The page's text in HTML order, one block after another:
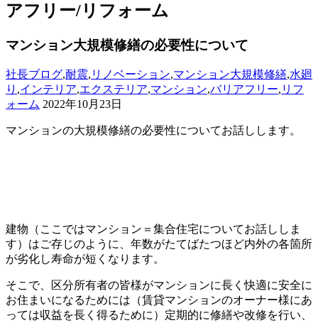
アフリー/リフォーム
マンション大規模修繕の必要性について
社長ブログ,耐震, リノベーション,マンション大規模修繕,水廻
り ,インテリア,エクステリア,マンション,バリアフリー, リフ
ォーム 2022年10月23日
マンションの大規模修繕の必要性についてお話しします。
建物（ここではマンション＝集合住宅についてお話ししま
す）はご存じのように、年数がたてばたつほど内外の各箇所
が劣化し寿命が短くなります。
そこで、区分所有者の皆様がマンションに長く快適に安全に
お住まいになるためには（賃貸マンションのオーナー様にあ
っては収益を長く得るために）定期的に修繕や改修を行い、